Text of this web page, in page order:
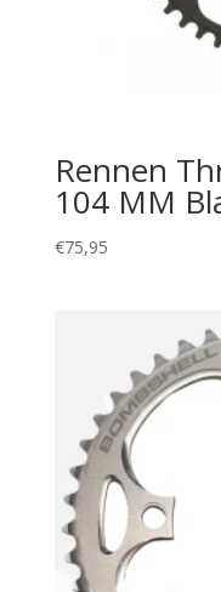
Rennen
104 MM
€75,95